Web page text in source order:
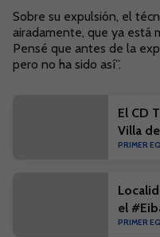
Sobre su expulsión, el
airadamente, que ya está
Pensé que antes de la
pero no ha sido así”.
El CD
Villa
PRIMER
el
PRIMER